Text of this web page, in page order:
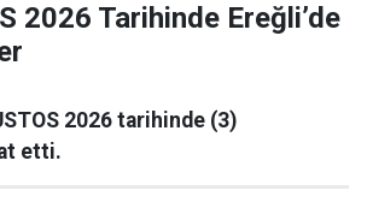
2026 Tarihinde Ereğli’de
2026 tarihinde (3)
etti.